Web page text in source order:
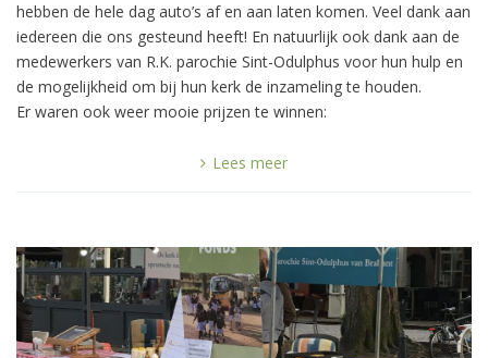
hebben de hele dag auto’s af en aan laten komen. Veel dank aan
iedereen die ons gesteund heeft! En natuurlijk ook dank aan de
medewerkers van R.K. parochie Sint-Odulphus voor hun hulp en
de mogelijkheid om bij hun kerk de inzameling te houden.
Er waren ook weer mooie prijzen te winnen:
Lees meer